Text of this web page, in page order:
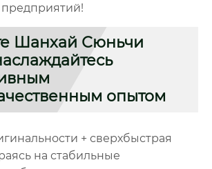
Шанхай Сюньчи
опытом
+ сверхбыстрая
на стабильные